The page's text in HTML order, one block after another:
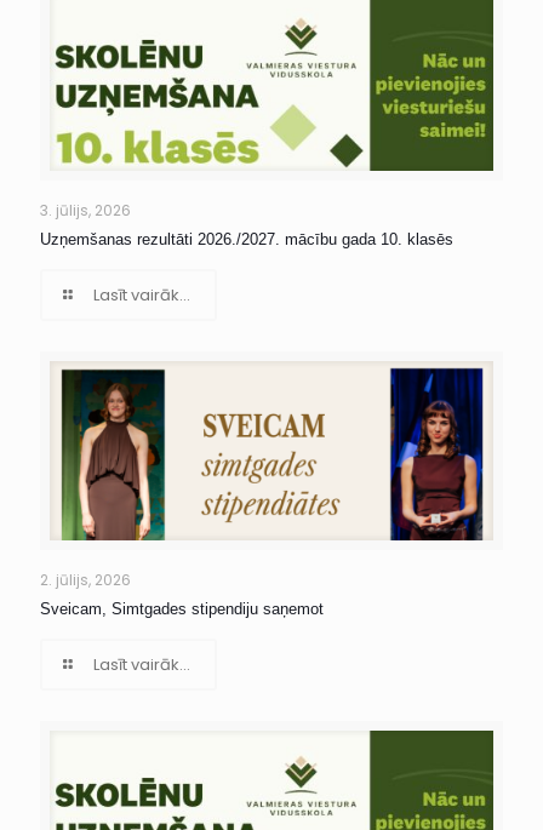
3. jūlijs, 2026
Uzņemšanas rezultāti 2026./2027. mācību gada 10. klasēs
Lasīt vairāk...
2. jūlijs, 2026
Sveicam, Simtgades stipendiju saņemot
Lasīt vairāk...